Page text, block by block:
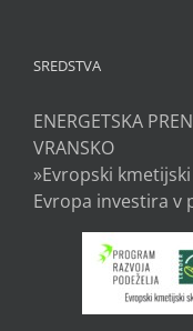
SREDSTVA
ENERGETSKA
VRANSKO
»Evropski
Evropa investira v